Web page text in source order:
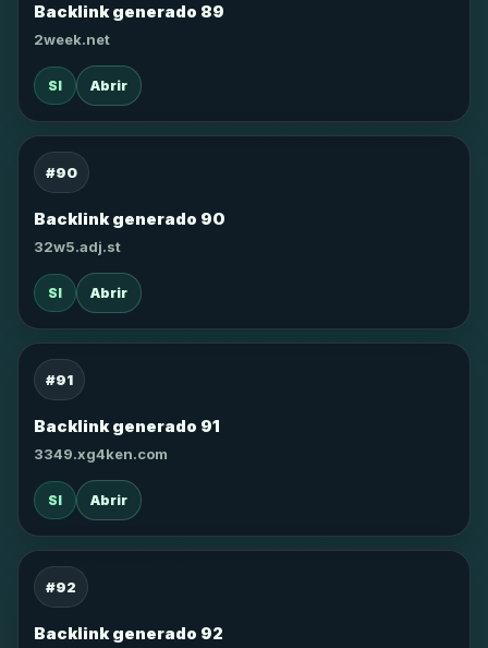
Backlink generado 89
2week.net
SI Abrir
#90
Backlink generado 90
32w5.adj.st
SI Abrir
#91
Backlink generado 91
3349.xg4ken.com
SI Abrir
#92
Backlink generado 92